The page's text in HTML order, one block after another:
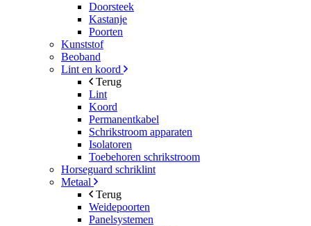
Doorsteek
Kastanje
Poorten
Kunststof
Beoband
Lint en koord
Terug
Lint
Koord
Permanentkabel
Schrikstroom apparaten
Isolatoren
Toebehoren schrikstroom
Horseguard schriklint
Metaal
Terug
Weidepoorten
Panelsystemen